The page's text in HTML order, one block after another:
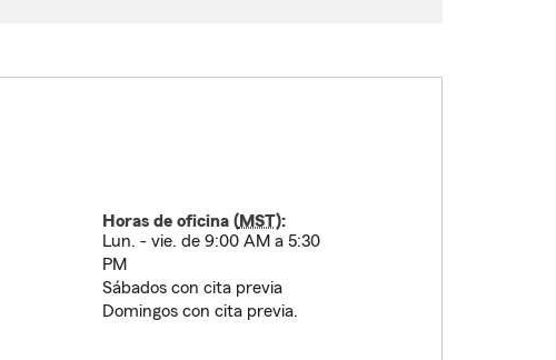
Horas de oficina (MST):
Lun. - vie. de 9:00 AM a 5:30
PM
Sábados con cita previa
Domingos con cita previa.